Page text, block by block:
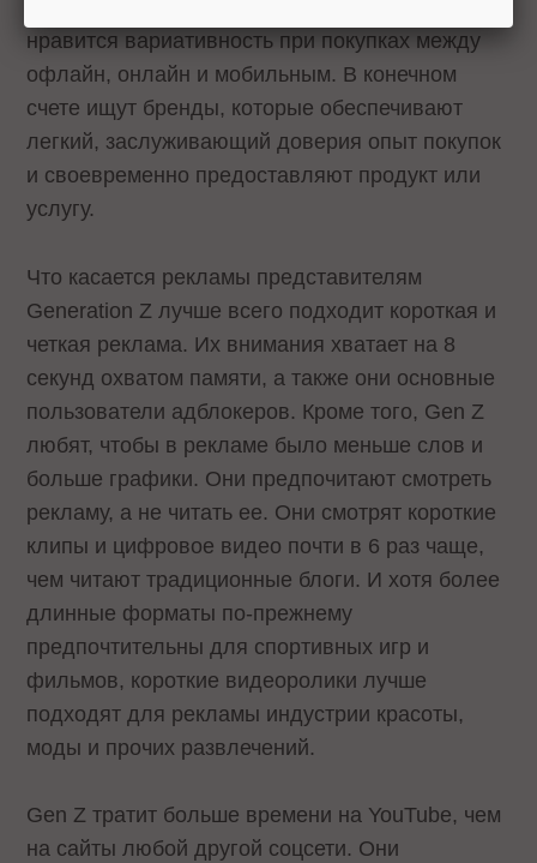
нравится вариативность при покупках между
офлайн, онлайн и мобильным. В конечном
счете ищут бренды, которые обеспечивают
легкий, заслуживающий доверия опыт покупок
и своевременно предоставляют продукт или
услугу.
Что касается рекламы представителям
Generation Z лучше всего подходит короткая и
четкая реклама. Их внимания хватает на 8
секунд охватом памяти, а также они основные
пользователи адблокеров. Кроме того, Gen Z
любят, чтобы в рекламе было меньше слов и
больше графики. Они предпочитают смотреть
рекламу, а не читать ее. Они смотрят короткие
клипы и цифровое видео почти в 6 раз чаще,
чем читают традиционные блоги. И хотя более
длинные форматы по-прежнему
предпочтительны для спортивных игр и
фильмов, короткие видеоролики лучше
подходят для рекламы индустрии красоты,
моды и прочих развлечений.
Gen Z тратит больше времени на YouTube, чем
на сайты любой другой соцсети. Они